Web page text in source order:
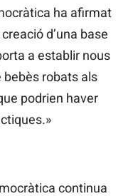
ha afirmat
d’una base
a establir nous
bebès robats als
podrien haver
continua